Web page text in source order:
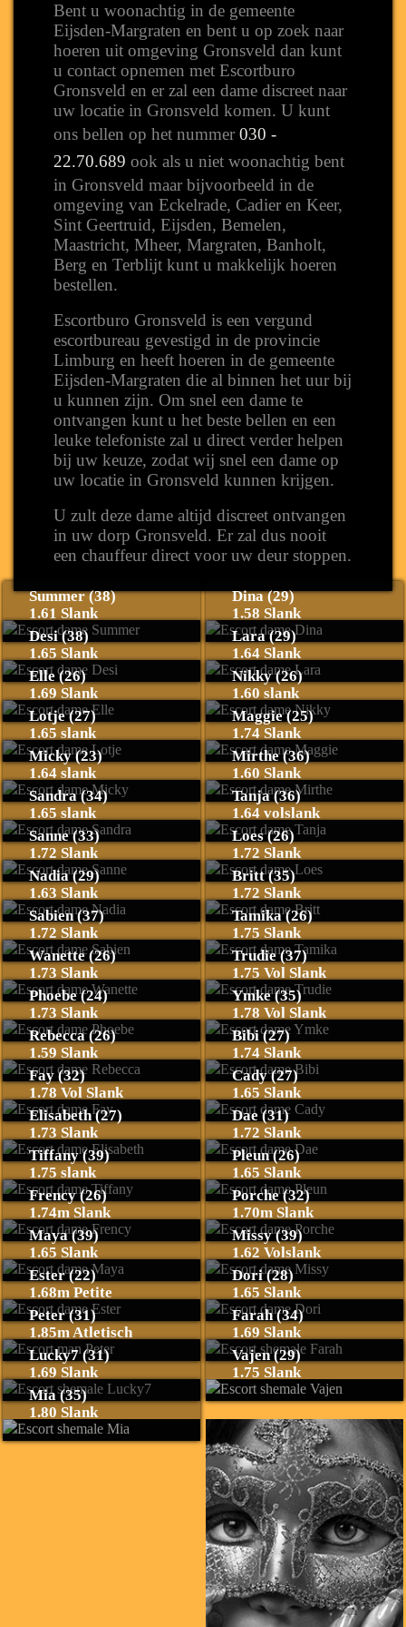
Bent u woonachtig in de gemeente
Eijsden-Margraten en bent u op zoek naar
hoeren uit omgeving Gronsveld dan kunt
u contact opnemen met Escortburo
Gronsveld en er zal een dame discreet naar
uw locatie in Gronsveld komen. U kunt
ons bellen op het nummer 030 -
22.70.689 ook als u niet woonachtig bent
in Gronsveld maar bijvoorbeeld in de
omgeving van Eckelrade, Cadier en Keer,
Sint Geertruid, Eijsden, Bemelen,
Maastricht, Mheer, Margraten, Banholt,
Berg en Terblijt kunt u makkelijk hoeren
bestellen.
Escortburo Gronsveld is een vergund
escortbureau gevestigd in de provincie
Limburg en heeft hoeren in de gemeente
Eijsden-Margraten die al binnen het uur bij
u kunnen zijn. Om snel een dame te
ontvangen kunt u het beste bellen en een
leuke telefoniste zal u direct verder helpen
bij uw keuze, zodat wij snel een dame op
uw locatie in Gronsveld kunnen krijgen.
U zult deze dame altijd discreet ontvangen
in uw dorp Gronsveld. Er zal dus nooit
een chauffeur direct voor uw deur stoppen.
Summer (38)
1.61 Slank
Dina (29)
1.58 Slank
Desi (38)
1.65 Slank
Lara (29)
1.64 Slank
Elle (26)
1.69 Slank
Nikky (26)
1.60 slank
Lotje (27)
1.65 slank
Maggie (25)
1.74 Slank
Micky (23)
1.64 slank
Mirthe (36)
1.60 Slank
Sandra (34)
1.65 slank
Tanja (36)
1.64 volslank
Sanne (33)
1.72 Slank
Loes (26)
1.72 Slank
Nadia (29)
1.63 Slank
Britt (35)
1.72 Slank
Sabien (37)
1.72 Slank
Tamika (26)
1.75 Slank
Wanette (26)
1.73 Slank
Trudie (37)
1.75 Vol Slank
Phoebe (24)
1.73 Slank
Ymke (35)
1.78 Vol Slank
Rebecca (26)
1.59 Slank
Bibi (27)
1.74 Slank
Fay (32)
1.78 Vol Slank
Cady (27)
1.65 Slank
Elisabeth (27)
1.73 Slank
Dae (31)
1.72 Slank
Tiffany (39)
1.75 slank
Pleun (26)
1.65 Slank
Frency (26)
1.74m Slank
Porche (32)
1.70m Slank
Maya (39)
1.65 Slank
Missy (39)
1.62 Volslank
Ester (22)
1.68m Petite
Dori (28)
1.65 Slank
Peter (31)
1.85m Atletisch
Farah (34)
1.69 Slank
Lucky7 (31)
1.69 Slank
Vajen (29)
1.75 Slank
Mia (35)
1.80 Slank